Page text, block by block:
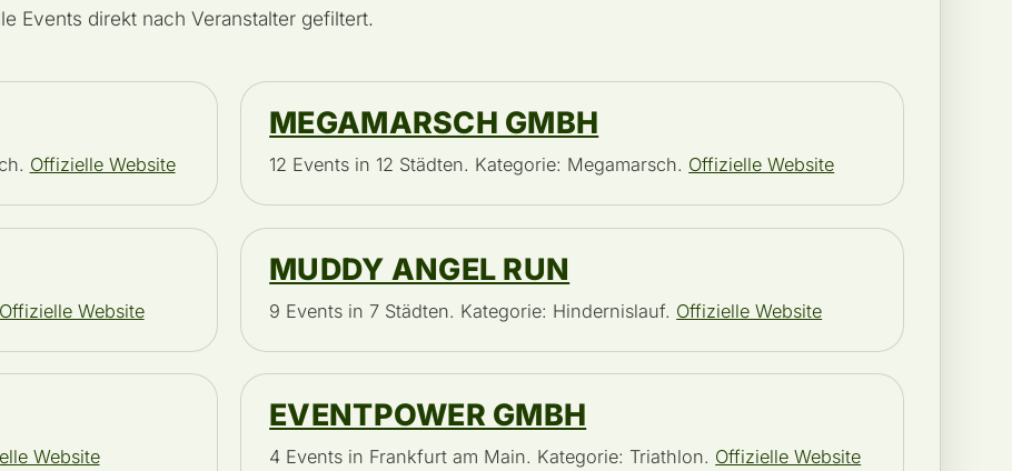
Events direkt nach Veranstalter gefiltert.
Offizielle Website
MEGAMARSCH GMBH
12 Events in 12 Städten. Kategorie: Megamarsch. Offizielle Website
Offizielle Website
MUDDY ANGEL RUN
9 Events in 7 Städten. Kategorie: Hindernislauf. Offizielle Website
Website
EVENTPOWER GMBH
4 Events in Frankfurt am Main. Kategorie: Triathlon. Offizielle Website